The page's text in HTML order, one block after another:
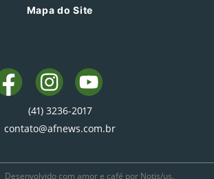
Mapa do Site
(41) 3236-2017
contato@afnews.com.br
Desenvolvido com amor e café por Notis/us.